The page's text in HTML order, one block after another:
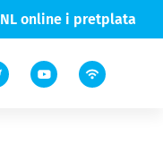
NL online i pretplata